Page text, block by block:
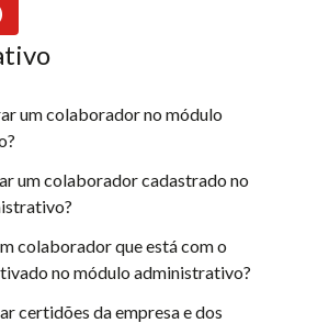
um colaborador no módulo
um colaborador cadastrado no
colaborador que está com o
no módulo administrativo?
certidões da empresa e dos